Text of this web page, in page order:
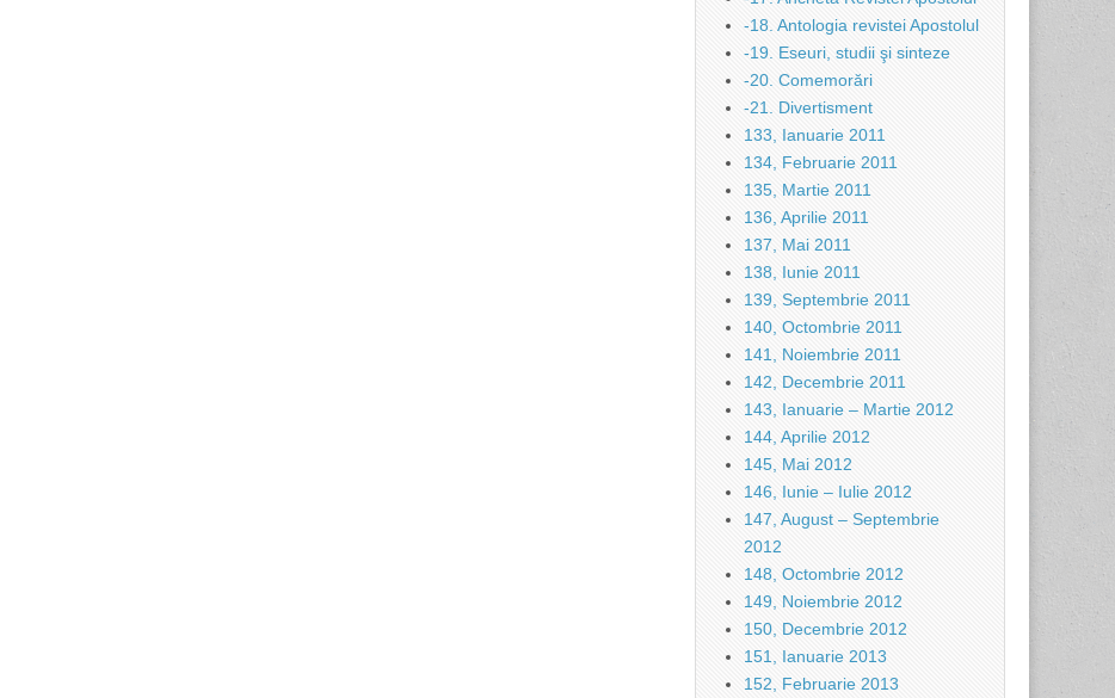
-18. Antologia revistei Apostolul
-19. Eseuri, studii şi sinteze
-20. Comemorări
-21. Divertisment
133, Ianuarie 2011
134, Februarie 2011
135, Martie 2011
136, Aprilie 2011
137, Mai 2011
138, Iunie 2011
139, Septembrie 2011
140, Octombrie 2011
141, Noiembrie 2011
142, Decembrie 2011
143, Ianuarie – Martie 2012
144, Aprilie 2012
145, Mai 2012
146, Iunie – Iulie 2012
147, August – Septembrie
2012
148, Octombrie 2012
149, Noiembrie 2012
150, Decembrie 2012
151, Ianuarie 2013
152, Februarie 2013